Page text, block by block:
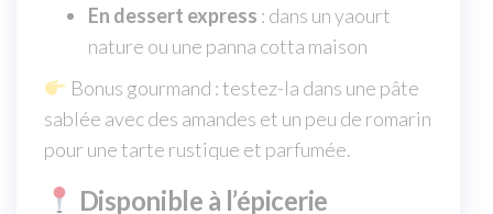
En dessert express : dans un yaourt
nature ou une panna cotta maison
Bonus gourmand : testez-la dans une pâte
sablée avec des amandes et un peu de romarin
pour une tarte rustique et parfumée.
Disponible à l’épicerie